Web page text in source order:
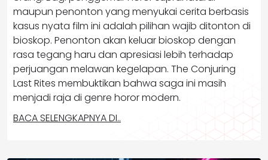
maupun penonton yang menyukai cerita berbasis
kasus nyata film ini adalah pilihan wajib ditonton di
bioskop. Penonton akan keluar bioskop dengan
rasa tegang haru dan apresiasi lebih terhadap
perjuangan melawan kegelapan. The Conjuring
Last Rites membuktikan bahwa saga ini masih
menjadi raja di genre horor modern.
BACA SELENGKAPNYA DI..